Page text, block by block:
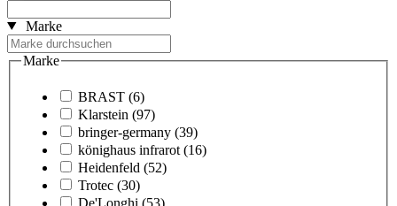
Marke
Marke
BRAST (6)
Klarstein (97)
bringer-germany (39)
könighaus infrarot (16)
Heidenfeld (52)
Trotec (30)